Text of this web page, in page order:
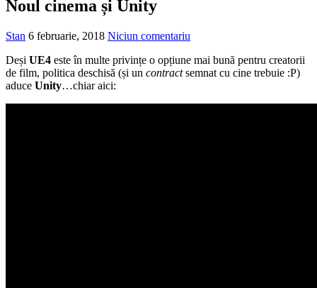
Noul cinema și Unity
Stan 6 februarie, 2018 Niciun comentariu
Deși UE4 este în multe privințe o opțiune mai bună pentru creatorii
de film, politica deschisă (și un contractsemnat cu cine trebuie :P)
aduce Unity…chiar aici: